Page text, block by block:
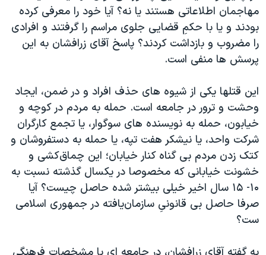
مهاجمان اطلاعاتی هستند یا نه؟ آیا خود را معرفی کرده
بودند و یا با حکمِ قضایی جلوی مراسم را گرفتند و افرادی
را مضروب و بازداشت کردند؟ پاسخ آقای زرافشان به این
پرسش ها منفی است.
این قتلها یکی از شیوه های حذف افراد و در ضمن، ایجاد
وحشت و ترور در جامعه است. حمله به مردم در کوچه و
خیابون، حمله به نویسنده های سوگوار، یا تجمع کارگران
شرکت واحد، یا نیشکر هفت تپه، یا حمله به دستفروشان و
کتک زدن مردم بی گناه کنار خیابان؛ این چماق‌کشی و
خشونت خیابانی که مخصوصا در یکسال گذشته نسبت به
۱۰- ۱۵ سال اخیر خیلی بیشتر شده حاصل چیست؟ آیا
صرفا حاصل بی قانونیِ سازمان‌یافته در جمهوری اسلامی
ست؟